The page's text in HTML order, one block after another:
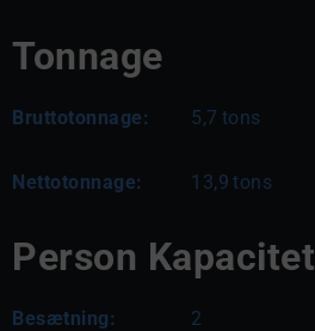
Tonnage
Bruttotonnage: 5,7 tons
Nettotonnage: 13,9 tons
Person Kapacitet
Besætning: 2